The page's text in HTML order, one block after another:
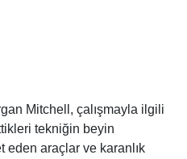
Mitchell, çalışmayla ilgili
tekniğin beyin
eden araçlar ve karanlık